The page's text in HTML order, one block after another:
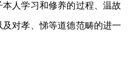
人学习和修养的过程、温故
对孝、悌等道德范畴的进一